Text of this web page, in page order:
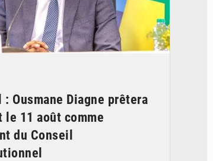
: Ousmane Diagne prêtera
le 11 août comme
du Conseil